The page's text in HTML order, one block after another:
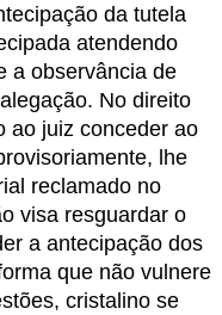
da tutela
atendendo
a observância de
No direito
ao juiz conceder ao
lhe
reclamado no
visa resguardar o
a antecipação dos
que não vulnere
cristalino se